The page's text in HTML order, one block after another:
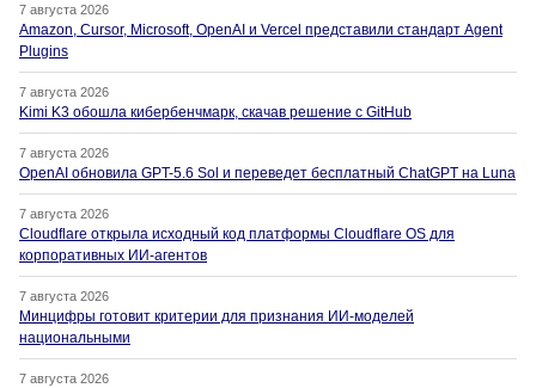
7 августа 2026
Amazon, Cursor, Microsoft, OpenAI и Vercel представили стандарт Agent
Plugins
7 августа 2026
Kimi K3 обошла кибербенчмарк, скачав решение с GitHub
7 августа 2026
OpenAI обновила GPT-5.6 Sol и переведет бесплатный ChatGPT на Luna
7 августа 2026
Cloudflare открыла исходный код платформы Cloudflare OS для
корпоративных ИИ-агентов
7 августа 2026
Минцифры готовит критерии для признания ИИ-моделей
национальными
7 августа 2026